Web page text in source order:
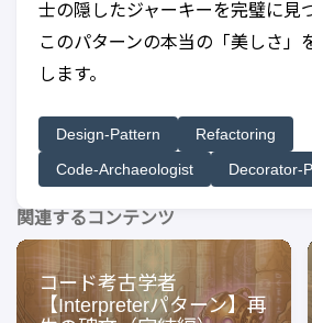
士の隠したジャーキーを完璧に見
このパターンの本当の「美しさ」
します。
Design-Pattern
Refactoring
Code-Archaeologist
Decorator-
関連するコンテンツ
コード考古学者
【Interpreterパターン】再